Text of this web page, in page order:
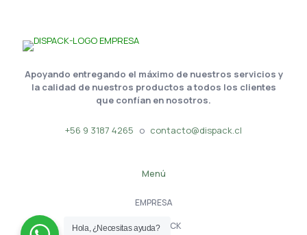
Apoyando entregando el máximo de nuestros servicios y
la calidad de nuestros productos a todos los clientes
que confían en nosotros.
+56 9 3187 4265 o contacto@dispack.cl
Menú
EMPRESA
NOTIDISPACK
Hola, ¿Necesitas ayuda?